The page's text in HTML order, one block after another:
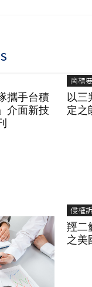
攜手台積
介面新技
商標
以三
定之
侵權
羥二
之美